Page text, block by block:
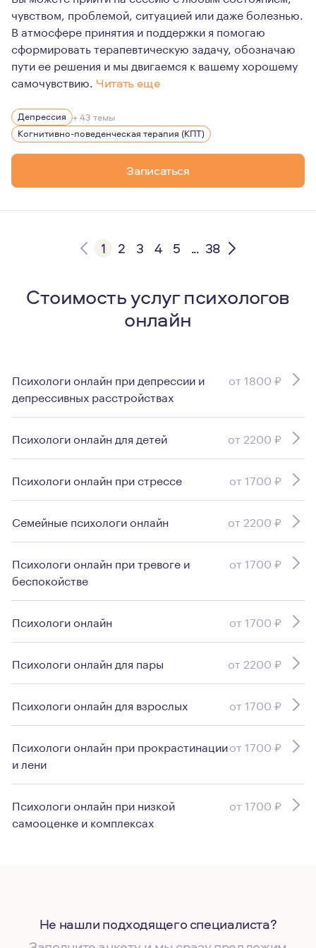
чувством, проблемой, ситуацией или даже болезнью.
В атмосфере принятия и поддержки я помогаю
сформировать терапевтическую задачу, обозначаю
пути ее решения и мы двигаемся к вашему хорошему
самочувствию. Читать еще
‌На настоящий момент мой опыт составляет 4 года и
Я использую интегративный подход: ‌он объединяет
Выношу сложные случаи на супервизию (есть
В случае необходимости направляю к психотерапевту
Депрессия + 43 темы
Когнитивно-поведенческая терапия (КПТ)
Записаться
1 2 3 4 5 ... 38
Стоимость услуг психологов
онлайн
Психологи онлайн при депрессии и
депрессивных расстройствах
от 1800 ₽
Психологи онлайн для детей от 2200 ₽
Психологи онлайн при стрессе от 1700 ₽
Семейные психологи онлайн от 2200 ₽
Психологи онлайн при тревоге и
беспокойстве
от 1700 ₽
Психологи онлайн от 1700 ₽
Психологи онлайн для пары от 2200 ₽
Психологи онлайн для взрослых от 1700 ₽
Психологи онлайн при прокрастинации
и лени
от 1700 ₽
Психологи онлайн при низкой
самооценке и комплексах
от 1700 ₽
Не нашли подходящего специалиста?